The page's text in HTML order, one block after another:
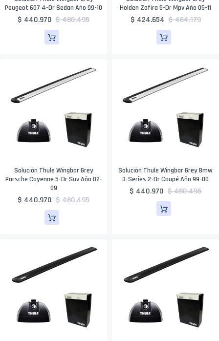
Peugeot 607 4-Dr Sedan Año 99-10
$ 440.970 $ 480.495
Holden Zafira 5-Dr Mpv Año 05-11
$ 424.654 $ 464.179
Solución Thule Wingbar Grey
Porsche Cayenne 5-Dr Suv Año 02-
09
$ 440.970 $ 480.495
Solución Thule Wingbar Grey Bmw
3-Series 2-Dr Coupé Año 99-00
$ 440.970 $ 480.495